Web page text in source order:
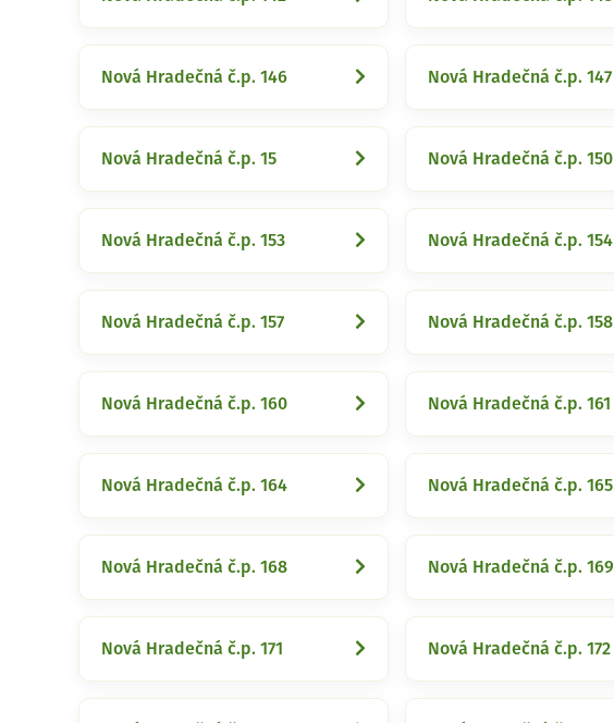
Nová Hradečná č.p. 146 Nová Hradečná č.p. 147
Nová Hradečná č.p. 15 Nová Hradečná č.p. 150
Nová Hradečná č.p. 153 Nová Hradečná č.p. 154
Nová Hradečná č.p. 157 Nová Hradečná č.p. 158
Nová Hradečná č.p. 160 Nová Hradečná č.p. 161
Nová Hradečná č.p. 164 Nová Hradečná č.p. 165
Nová Hradečná č.p. 168 Nová Hradečná č.p. 169
Nová Hradečná č.p. 171 Nová Hradečná č.p. 172